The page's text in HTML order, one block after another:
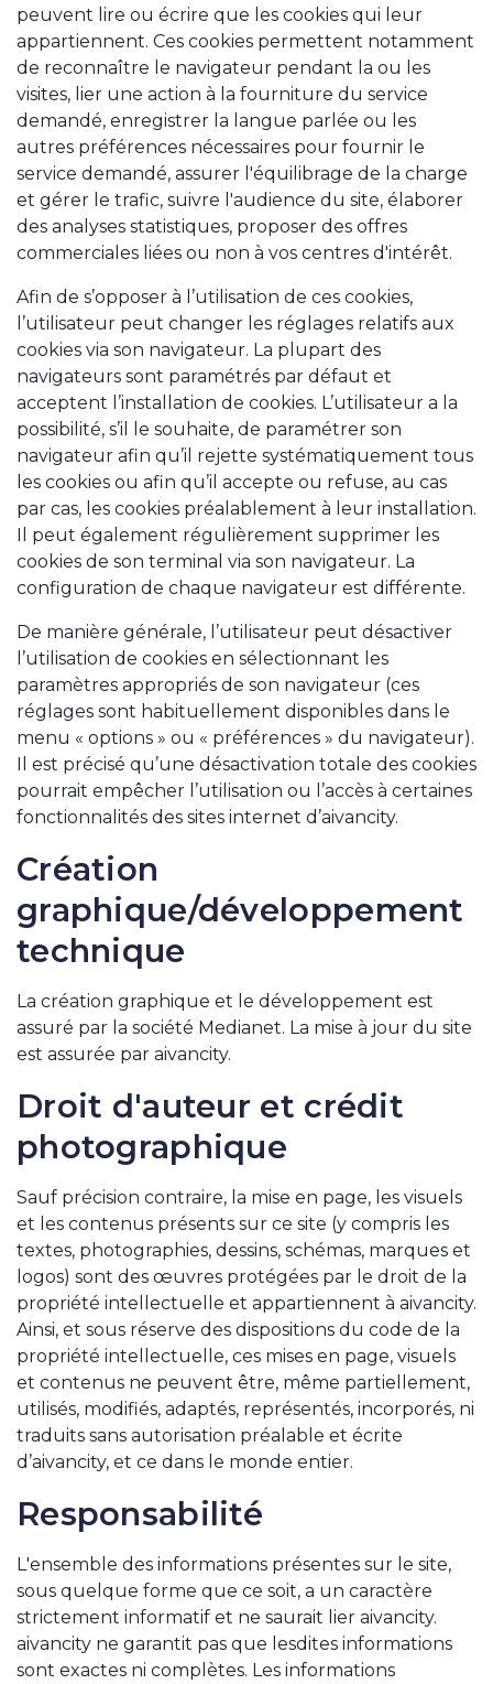
peuvent lire ou écrire que les cookies qui leur
appartiennent. Ces cookies permettent notamment
de reconnaître le navigateur pendant la ou les
visites, lier une action à la fourniture du service
demandé, enregistrer la langue parlée ou les
autres préférences nécessaires pour fournir le
service demandé, assurer l'équilibrage de la charge
et gérer le trafic, suivre l'audience du site, élaborer
des analyses statistiques, proposer des offres
commerciales liées ou non à vos centres d'intérêt.
Afin de s’opposer à l’utilisation de ces cookies,
l’utilisateur peut changer les réglages relatifs aux
cookies via son navigateur. La plupart des
navigateurs sont paramétrés par défaut et
acceptent l’installation de cookies. L’utilisateur a la
possibilité, s’il le souhaite, de paramétrer son
navigateur afin qu’il rejette systématiquement tous
les cookies ou afin qu’il accepte ou refuse, au cas
par cas, les cookies préalablement à leur installation.
Il peut également régulièrement supprimer les
cookies de son terminal via son navigateur. La
configuration de chaque navigateur est différente.
De manière générale, l’utilisateur peut désactiver
l’utilisation de cookies en sélectionnant les
paramètres appropriés de son navigateur (ces
réglages sont habituellement disponibles dans le
menu « options » ou « préférences » du navigateur).
Il est précisé qu’une désactivation totale des cookies
pourrait empêcher l’utilisation ou l’accès à certaines
fonctionnalités des sites internet d’aivancity.
Création
graphique/développement
technique
La création graphique et le développement est
assuré par la société Medianet. La mise à jour du site
est assurée par aivancity.
Droit d'auteur et crédit
photographique
Sauf précision contraire, la mise en page, les visuels
et les contenus présents sur ce site (y compris les
textes, photographies, dessins, schémas, marques et
logos) sont des œuvres protégées par le droit de la
propriété intellectuelle et appartiennent à aivancity.
Ainsi, et sous réserve des dispositions du code de la
propriété intellectuelle, ces mises en page, visuels
et contenus ne peuvent être, même partiellement,
utilisés, modifiés, adaptés, représentés, incorporés, ni
traduits sans autorisation préalable et écrite
d’aivancity, et ce dans le monde entier.
Responsabilité
L'ensemble des informations présentes sur le site,
sous quelque forme que ce soit, a un caractère
strictement informatif et ne saurait lier aivancity.
aivancity ne garantit pas que lesdites informations
sont exactes ni complètes. Les informations